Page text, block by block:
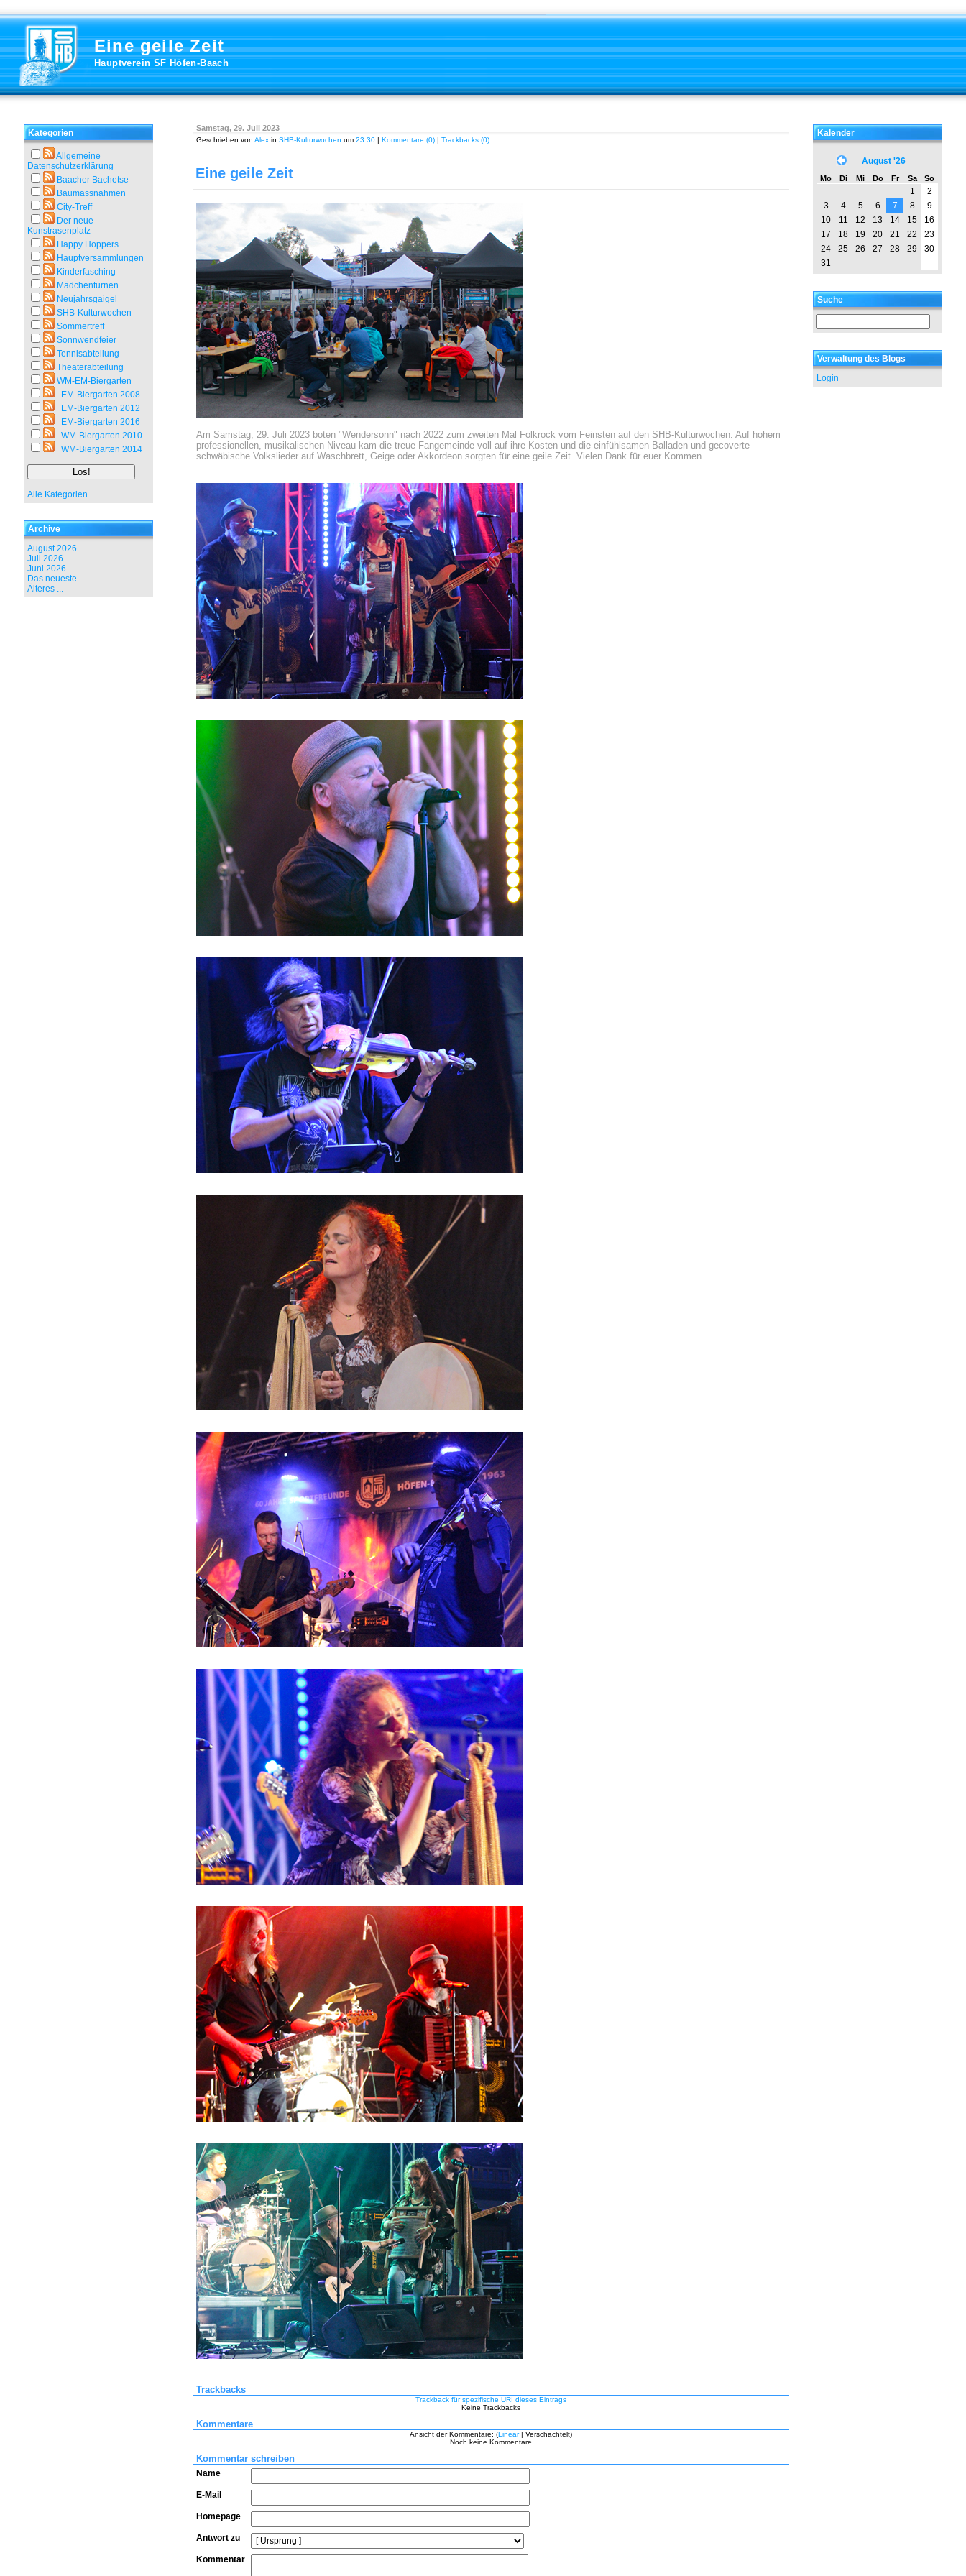
Eine geile Zeit
Hauptverein SF Höfen-Baach
Kategorien
Allgemeine
Datenschutzerklärung
Baacher Bachetse
Baumassnahmen
City-Treff
Der neue
Kunstrasenplatz
Happy Hoppers
Hauptversammlungen
Kinderfasching
Mädchenturnen
Neujahrsgaigel
SHB-Kulturwochen
Sommertreff
Sonnwendfeier
Tennisabteilung
Theaterabteilung
WM-EM-Biergarten
EM-Biergarten 2008
EM-Biergarten 2012
EM-Biergarten 2016
WM-Biergarten 2010
WM-Biergarten 2014
Alle Kategorien
Archive
August 2026
Juli 2026
Juni 2026
Das neueste ...
Älteres ...
Samstag, 29. Juli 2023
Geschrieben von Alex in SHB-Kulturwochen um 23:30 | Kommentare (0) | Trackbacks (0)
Eine geile Zeit
Am Samstag, 29. Juli 2023 boten "Wendersonn" nach 2022 zum zweiten Mal Folkrock vom Feinsten auf den SHB-Kulturwochen. Auf hohem
professionellen, musikalischen Niveau kam die treue Fangemeinde voll auf ihre Kosten und die einfühlsamen Balladen und gecoverte
schwäbische Volkslieder auf Waschbrett, Geige oder Akkordeon sorgten für eine geile Zeit. Vielen Dank für euer Kommen.
Trackbacks
Trackback für spezifische URI dieses Eintrags
Keine Trackbacks
Kommentare
Ansicht der Kommentare: (Linear| Verschachtelt)
Noch keine Kommentare
Kommentar schreiben
Name
E-Mail
Homepage
Antwort zu
Kommentar
Kalender
August '26
Mo Di Mi Do Fr Sa So
1
2
3
4 5 6 7 8
9
10
11 12 13 14 15
16
17
18 19 20 21 22
23
24
25 26 27 28 29
30
31
Suche
Verwaltung des Blogs
Login